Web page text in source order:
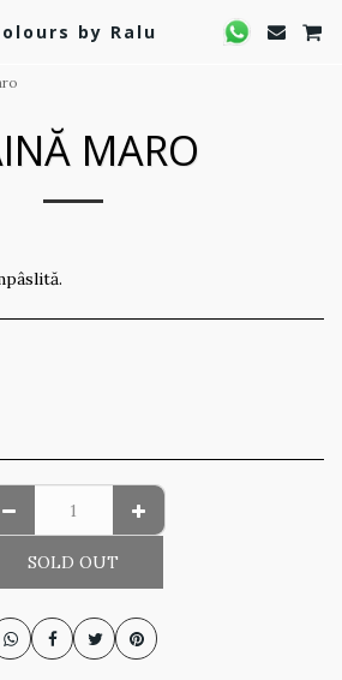
by Ralu
MARO
SOLD OUT